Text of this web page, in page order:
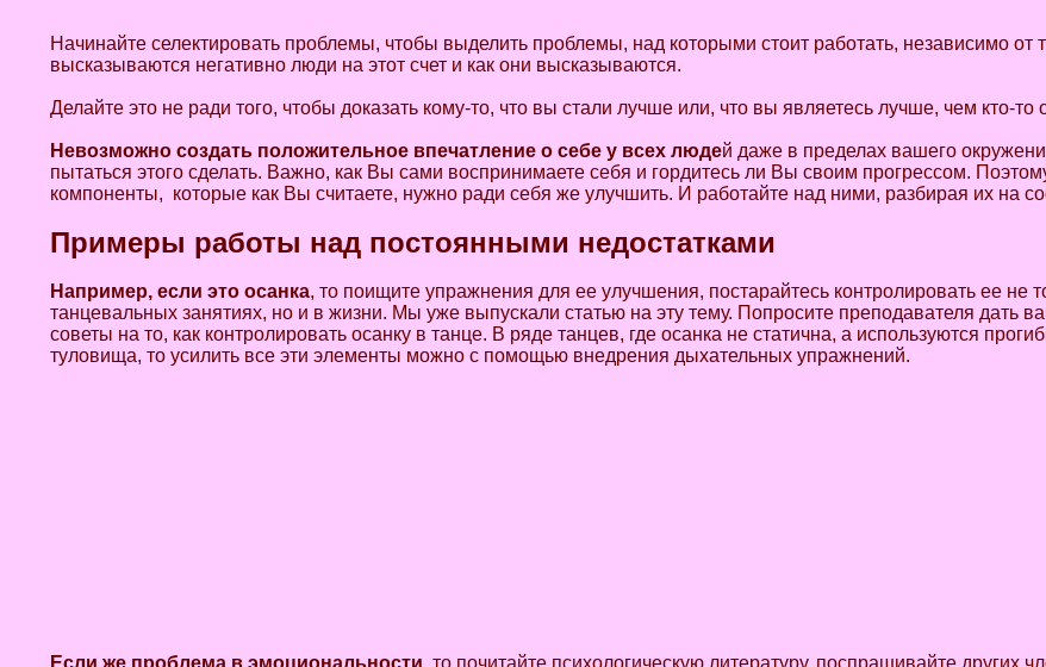
Начинайте селектировать проблемы, чтобы выделить проблемы, над которыми стоит работать, независимо от
высказываются негативно люди на этот счет и как они высказываются.
Делайте это не ради того, чтобы доказать кому-то, что вы стали лучше или, что вы являетесь лучше, чем кто-то
Невозможно создать положительное впечатление о себе у всех людей даже в пределах вашего
пытаться этого сделать. Важно, как Вы сами воспринимаете себя и гордитесь ли Вы своим прогрессом.
компоненты, которые как Вы считаете, нужно ради себя же улучшить. И работайте над ними, разбирая их на
Примеры работы над постоянными недостатками
Например, если это осанка, то поищите упражнения для ее улучшения, постарайтесь контролировать ее не
танцевальных занятиях, но и в жизни. Мы уже выпускали статью на эту тему. Попросите преподавателя дать
советы на то, как контролировать осанку в танце. В ряде танцев, где осанка не статична, а используются
туловища, то усилить все эти элементы можно с помощью внедрения дыхательных упражнений.
Если же проблема в эмоциональности , то почитайте психологическую литературу, поспрашивайте других